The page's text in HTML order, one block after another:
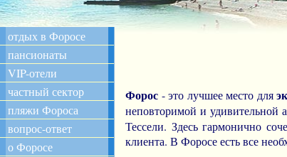
Форос - это лучшее место для
неповторимой и
Тессели. Здесь гармонично
клиента. В Форосе есть все
отдых в Форосе
пансионаты
VIP-отели
частный сектор
пляжи Фороса
вопрос-ответ
о Форосе